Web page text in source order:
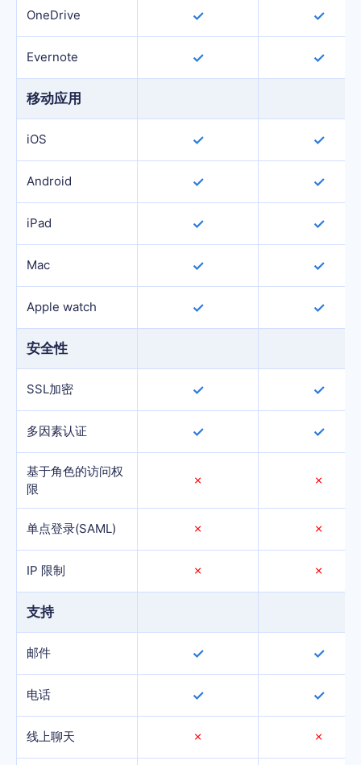
OneDrive ✓ ✓
Evernote ✓ ✓
移动应用
iOS ✓ ✓
Android ✓ ✓
iPad ✓ ✓
Mac ✓ ✓
Apple watch ✓ ✓
安全性
SSL加密 ✓ ✓
多因素认证 ✓ ✓
基于角色的访问权
限
✗ ✗
单点登录(SAML) ✗ ✗
IP 限制 ✗ ✗
支持
邮件 ✓ ✓
电话 ✓ ✓
线上聊天 ✗ ✗